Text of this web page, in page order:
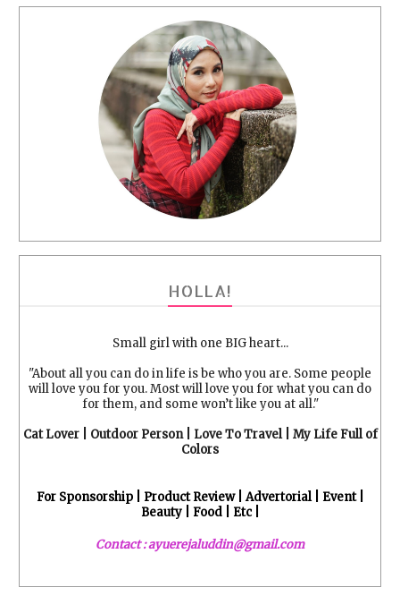
HOLLA!
Small girl with one BIG heart...
"About all you can do in life is be who you are. Some people
will love you for you. Most will love you for what you can do
for them, and some won’t like you at all."
Cat Lover | Outdoor Person | Love To Travel | My Life Full of
Colors
For Sponsorship | Product Review | Advertorial | Event |
Beauty | Food | Etc |
Contact : ayuerejaluddin@gmail.com